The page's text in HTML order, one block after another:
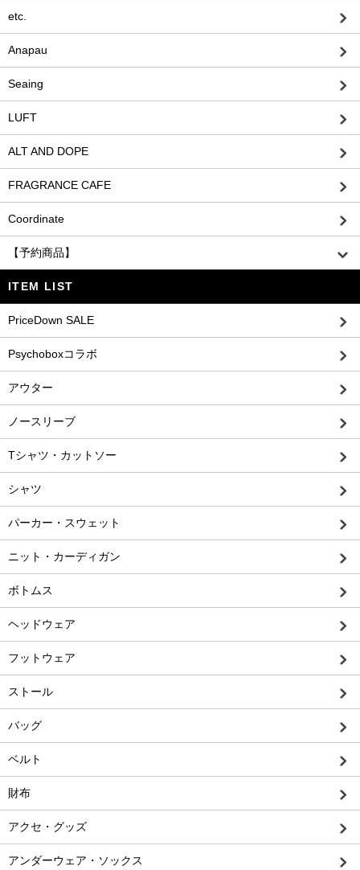
etc.
Anapau
Seaing
LUFT
ALT AND DOPE
FRAGRANCE CAFE
Coordinate
【予約商品】
ITEM LIST
PriceDown SALE
Psychoboxコラボ
アウター
ノースリーブ
Tシャツ・カットソー
シャツ
パーカー・スウェット
ニット・カーディガン
ボトムス
ヘッドウェア
フットウェア
ストール
バッグ
ベルト
財布
アクセ・グッズ
アンダーウェア・ソックス